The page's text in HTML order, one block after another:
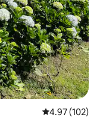
Calificación
4.97 (102)